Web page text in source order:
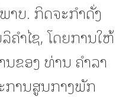
ບ. ກິດຈະກຳດັ່ງ
ຄຳໄຊ, ໂດຍການໃຫ້
ນຂອງ ທ່ານ ຄຳລາ
ການສູນກາງພັກ